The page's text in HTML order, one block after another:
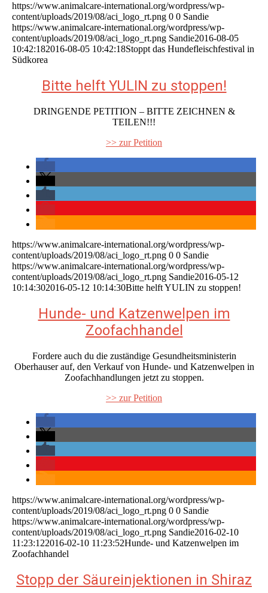
https://www.animalcare-international.org/wordpress/wp-
content/uploads/2019/08/aci_logo_rt.png 0 0 Sandie
https://www.animalcare-international.org/wordpress/wp-
content/uploads/2019/08/aci_logo_rt.png Sandie2016-08-05
10:42:182016-08-05 10:42:18Stoppt das Hundefleischfestival in
Südkorea
Bitte helft YULIN zu stoppen!
DRINGENDE PETITION – BITTE ZEICHNEN &
TEILEN!!!
>> zur Petition
https://www.animalcare-international.org/wordpress/wp-
content/uploads/2019/08/aci_logo_rt.png 0 0 Sandie
https://www.animalcare-international.org/wordpress/wp-
content/uploads/2019/08/aci_logo_rt.png Sandie2016-05-12
10:14:302016-05-12 10:14:30Bitte helft YULIN zu stoppen!
Hunde- und Katzenwelpen im
Zoofachhandel
Fordere auch du die zuständige Gesundheitsministerin
Oberhauser auf, den Verkauf von Hunde- und Katzenwelpen in
Zoofachhandlungen jetzt zu stoppen.
>> zur Petition
https://www.animalcare-international.org/wordpress/wp-
content/uploads/2019/08/aci_logo_rt.png 0 0 Sandie
https://www.animalcare-international.org/wordpress/wp-
content/uploads/2019/08/aci_logo_rt.png Sandie2016-02-10
11:23:122016-02-10 11:23:52Hunde- und Katzenwelpen im
Zoofachhandel
Stopp der Säureinjektionen in Shiraz